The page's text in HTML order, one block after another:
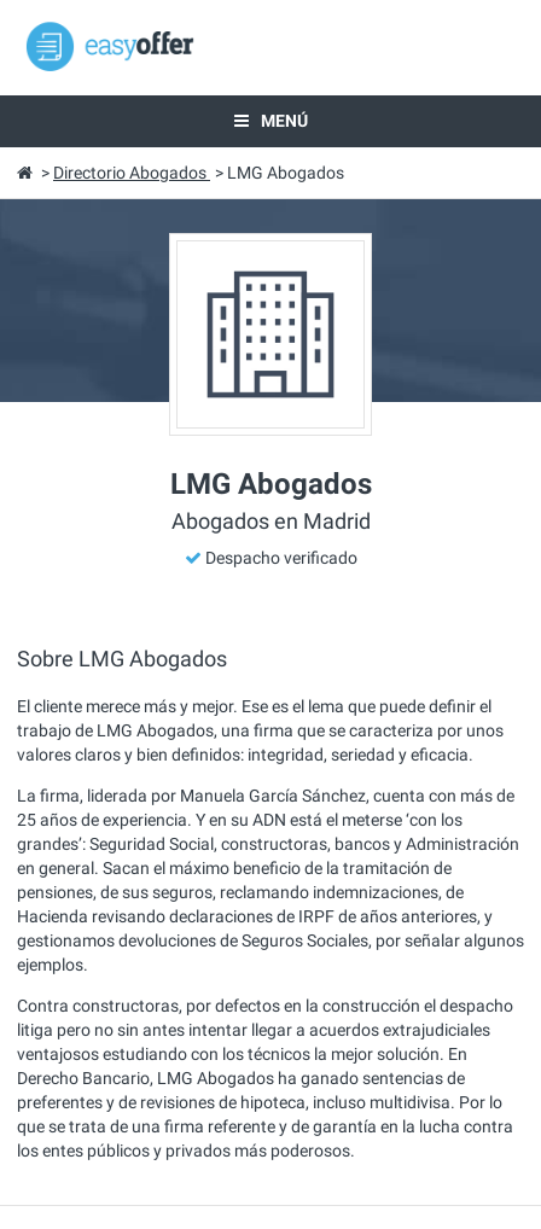
MENÚ
> Directorio Abogados > LMG Abogados
LMG Abogados
Abogados en Madrid
Despacho verificado
Sobre LMG Abogados
El cliente merece más y mejor. Ese es el lema que puede definir el
trabajo de LMG Abogados, una firma que se caracteriza por unos
valores claros y bien definidos: integridad, seriedad y eficacia.
La firma, liderada por Manuela García Sánchez, cuenta con más de
25 años de experiencia. Y en su ADN está el meterse ‘con los
grandes’: Seguridad Social, constructoras, bancos y Administración
en general. Sacan el máximo beneficio de la tramitación de
pensiones, de sus seguros, reclamando indemnizaciones, de
Hacienda revisando declaraciones de IRPF de años anteriores, y
gestionamos devoluciones de Seguros Sociales, por señalar algunos
ejemplos.
Contra constructoras, por defectos en la construcción el despacho
litiga pero no sin antes intentar llegar a acuerdos extrajudiciales
ventajosos estudiando con los técnicos la mejor solución. En
Derecho Bancario, LMG Abogados ha ganado sentencias de
preferentes y de revisiones de hipoteca, incluso multidivisa. Por lo
que se trata de una firma referente y de garantía en la lucha contra
los entes públicos y privados más poderosos.